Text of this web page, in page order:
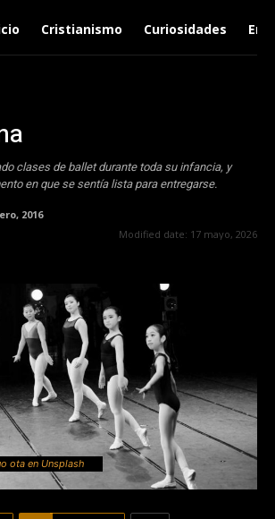
Cristianismo Curiosidades
clases de ballet durante toda su infancia, y
en que se sentí­a lista para entregarse.
2016
Modified date: 17 mayo, 2026
ota en Unsplash